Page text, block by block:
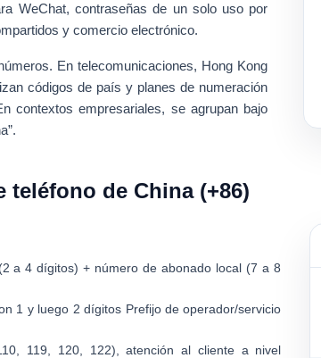
WeChat, contraseñas de un solo uso por
y comercio electrónico.
. En telecomunicaciones, Hong Kong
códigos de país y planes de numeración
contextos empresariales, se agrupan bajo
teléfono de China (+86)
a 4 dígitos) + número de abonado local (7 a 8
1 y luego 2 dígitos Prefijo de operador/servicio
119, 120, 122), atención al cliente a nivel